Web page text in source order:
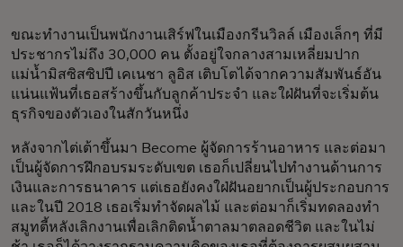
ขณะทำงานเป็นพนักงานเสิร์ฟในเมืองกรีนวิลล์ เมืองเล็กๆ ที่มี
ประชากรไม่ถึง 30,000 คน ตั้งอยู่ใจกลางสามเหลี่ยมปาก
แม่น้ำมิสซิสซิปปี เคเนชา ลูอิส เติบโตได้จากความสัมพันธ์อัน
แน่นแฟ้นที่เธอสร้างขึ้นกับลูกค้าประจำ และใฝ่ฝันที่จะเริ่มต้น
ธุรกิจของตัวเองในสักวันหนึ่ง
หลังจากไต่เต้าขึ้นมา Become ผู้จัดการร้านอาหาร และต่อมา
เป็นผู้จัดการฝึกอบรมระดับเขต เธอก็เปลี่ยนไปทำงานด้านการ
เงินและการธนาคาร แต่เธอยังคงใฝ่ฝันอยากเป็นผู้ประกอบการ
และในปี 2018 เธอเริ่มทำจัดผลไม้ และต่อมาก็เริ่มทดลองทำ
สมูทตี้หลังเลิกงานเพื่อเลิกติดน้ำตาลมาตลอดชีวิต และในไม่